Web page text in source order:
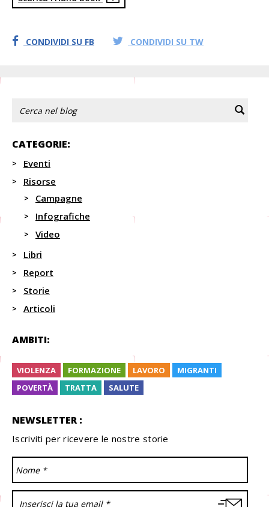
CONDIVIDI SU FB CONDIVIDI SU TW
CATEGORIE:
Eventi
Risorse
Campagne
Infografiche
Video
Libri
Report
Storie
Articoli
AMBITI:
VIOLENZA FORMAZIONE LAVORO
MIGRANTI
POVERTÀ
TRATTA SALUTE
NEWSLETTER :
Iscriviti per ricevere le nostre storie